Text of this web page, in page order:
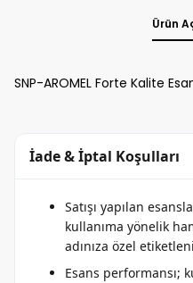
Ürün
SNP-AROMEL Forte Kalite
İade & İptal Koşulları
Satışı yapılan
kullanıma yönelik
adınıza özel
Esans performansı;